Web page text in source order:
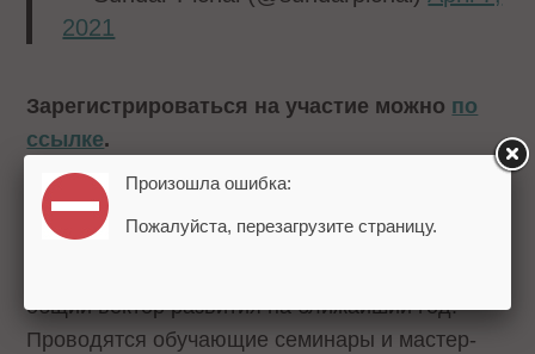
2021
Зарегистрироваться на участие можно по
ссылке.
В рамках Google I/O компания традиционно
анонсирует новые технологии, продукты,
общий вектор развития на ближайший год.
Проводятся обучающие семинары и мастер-
Произошла ошибка:
Пожалуйста, перезагрузите страницу.